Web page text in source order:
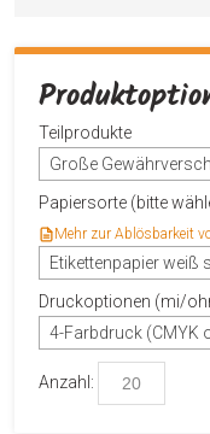
Teilprodukte
Große
Papiersorte (bitte
Mehr zur Ablösbarkeit
Etikettenpapier weiß
Druckoptionen (mi/
4-Farbdruck (CMYK
Anzahl: